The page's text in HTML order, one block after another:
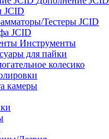
JCID
Тестеры JCID
JCID
Инструменты
для пайки
колесико
камеры